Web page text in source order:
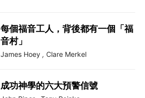
每個福音工人，背後都有一個「福
音村」
James Hoey , Clare Merkel
成功神學的六大預警信號